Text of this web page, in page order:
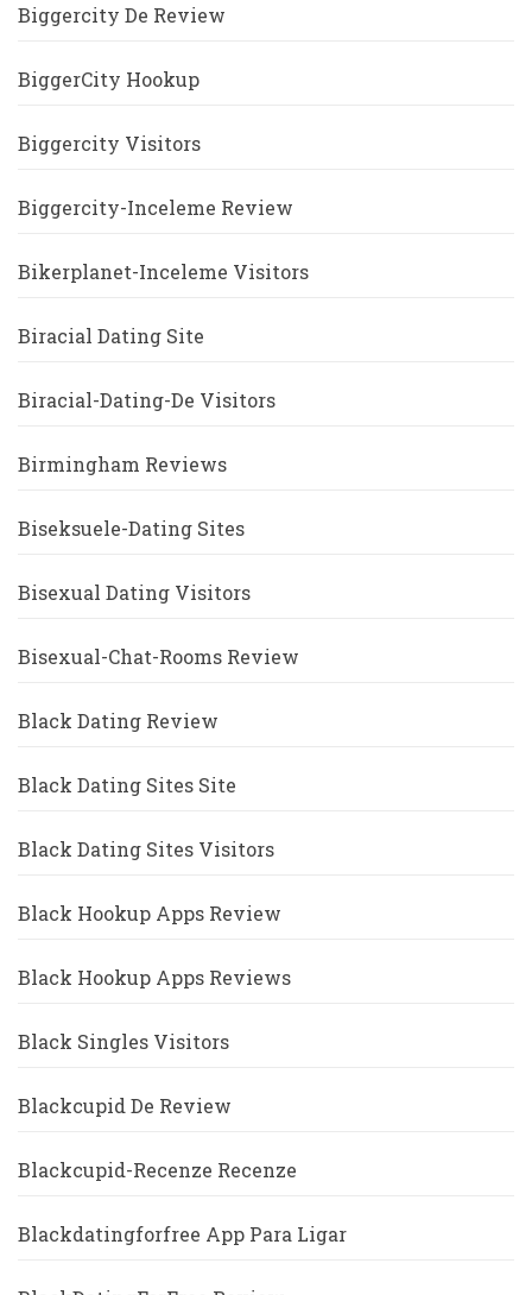
Biggercity De Review
BiggerCity Hookup
Biggercity Visitors
Biggercity-Inceleme Review
Bikerplanet-Inceleme Visitors
Biracial Dating Site
Biracial-Dating-De Visitors
Birmingham Reviews
Biseksuele-Dating Sites
Bisexual Dating Visitors
Bisexual-Chat-Rooms Review
Black Dating Review
Black Dating Sites Site
Black Dating Sites Visitors
Black Hookup Apps Review
Black Hookup Apps Reviews
Black Singles Visitors
Blackcupid De Review
Blackcupid-Recenze Recenze
Blackdatingforfree App Para Ligar